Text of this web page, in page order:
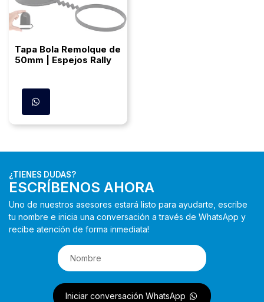
Tapa Bola Remolque de
50mm | Espejos Rally
¿TIENES DUDAS?
ESCRÍBENOS AHORA
Uno de nuestros asesores estará listo para ayudarte, escribe
tu nombre e inicia una conversación a través de WhatsApp y
recibe atención de forma inmediata!
Iniciar conversación WhatsApp